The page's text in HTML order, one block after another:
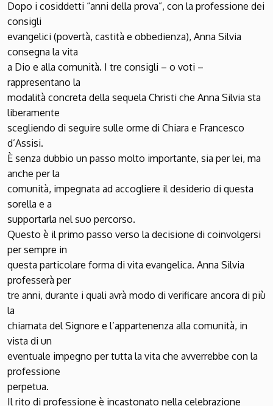
Dopo i cosiddetti “anni della prova”, con la professione dei
consigli
evangelici (povertà, castità e obbedienza), Anna Silvia
consegna la vita
a Dio e alla comunità. I tre consigli – o voti –
rappresentano la
modalità concreta della sequela Christi che Anna Silvia sta
liberamente
scegliendo di seguire sulle orme di Chiara e Francesco
d’Assisi.
È senza dubbio un passo molto importante, sia per lei, ma
anche per la
comunità, impegnata ad accogliere il desiderio di questa
sorella e a
supportarla nel suo percorso.
Questo è il primo passo verso la decisione di coinvolgersi
per sempre in
questa particolare forma di vita evangelica. Anna Silvia
professerà per
tre anni, durante i quali avrà modo di verificare ancora di più
la
chiamata del Signore e l’appartenenza alla comunità, in
vista di un
eventuale impegno per tutta la vita che avverrebbe con la
professione
perpetua.
Il rito di professione è incastonato nella celebrazione